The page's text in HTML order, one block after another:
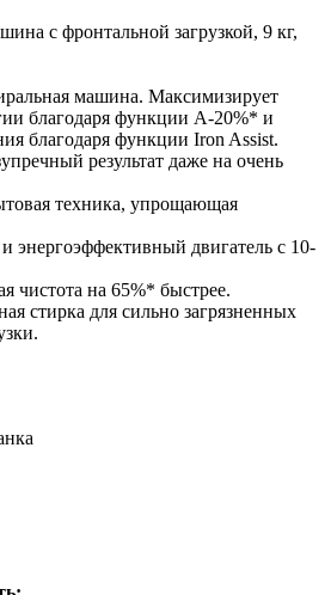
с фронтальной загрузкой, 9 кг,
машина. Максимизирует
благодаря функции A-20%* и
благодаря функции Iron Assist.
результат даже на очень
техника, упрощающая
энергоэффективный двигатель с 10-
чистота на 65%* быстрее.
стирка для сильно загрязненных